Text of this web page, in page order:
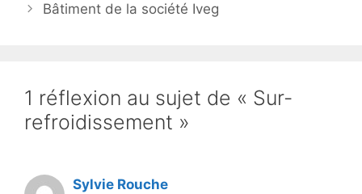
Bâtiment de la société Iveg
1 réflexion au sujet de « Sur-
refroidissement »
Sylvie Rouche